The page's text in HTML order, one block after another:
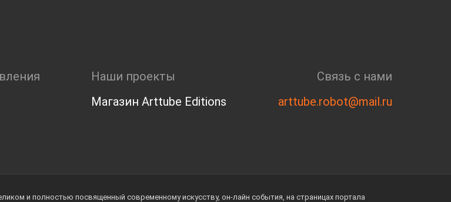
Наши проекты
Магазин Arttube Editions
Связь с нами
arttube.robot@mail.ru
и полностью посвященный современному искусству, он-лайн события, на страницах портала